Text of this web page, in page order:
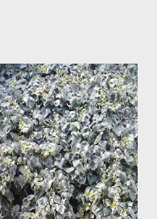
Sıkılana kadar
gene yazacağım... Siz
Daha da keyifli